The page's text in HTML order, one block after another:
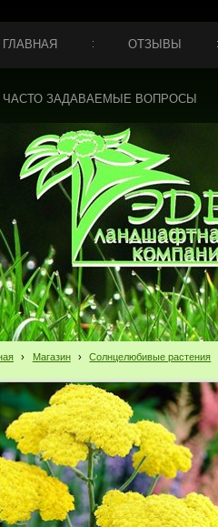
ГЛАВНАЯ ОТЗЫВЫ
ЧАСТО ЗАДАВАЕМЫЕ ВОПРОСЫ
› Магазин › Солнцелюбивые растения